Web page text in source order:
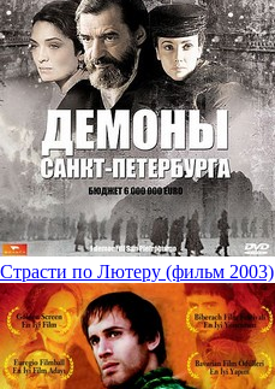
Страсти по Лютеру (фильм 2003)